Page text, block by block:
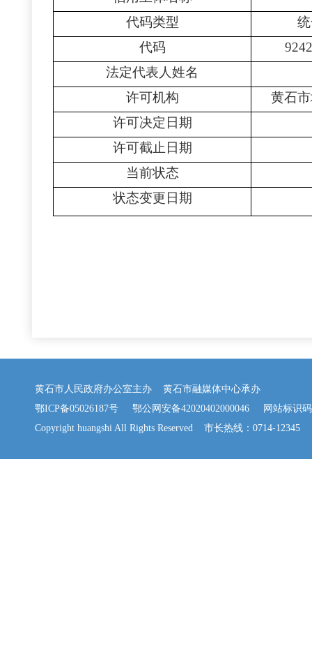
代码类型
代码
法定代表人姓名
许可机构
黄石
许可决定日期
许可截止日期
当前状态
状态变更日期
黄石市人民政府办公室主办 黄石市融媒体中心承办
鄂ICP备05026187号
鄂公网安备42020402000046 网站标识码
Copyright huangshi All Rights Reserved 市长热线：0714-12345